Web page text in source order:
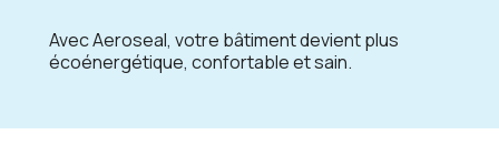
Avec Aeroseal, votre bâtiment devient plus
écoénergétique, confortable et sain.